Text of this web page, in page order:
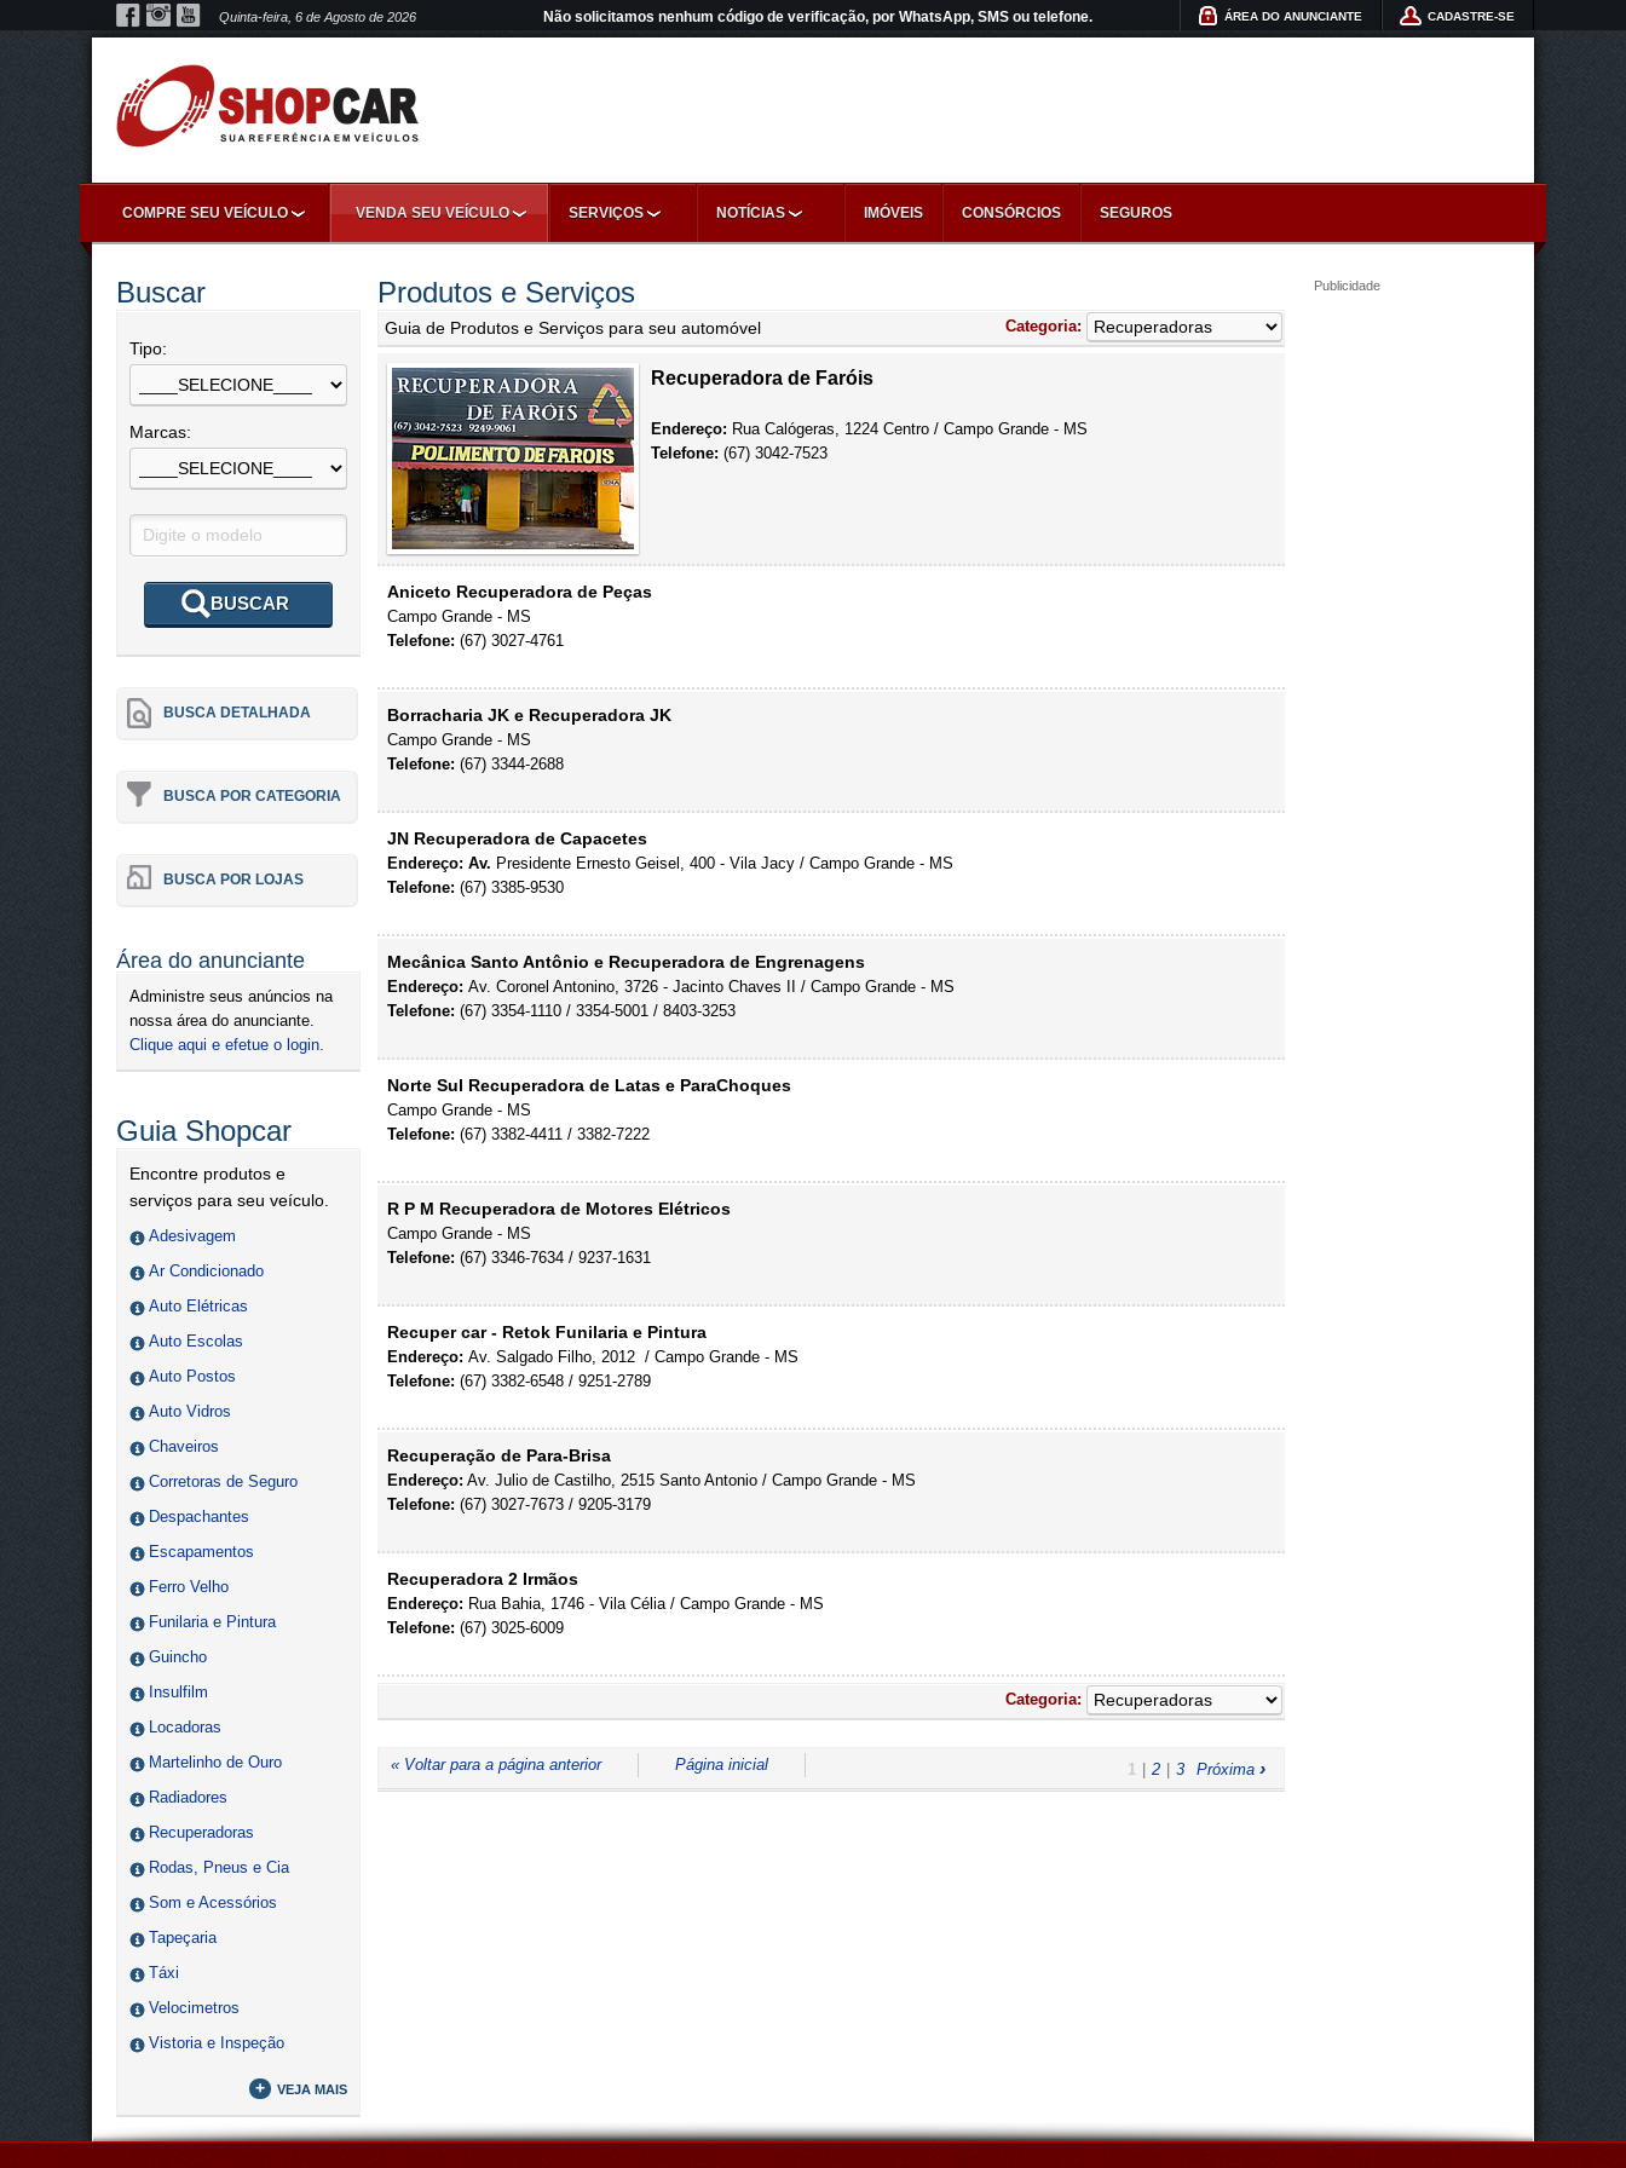
Quinta-feira, 6 de Agosto de 2026 Não solicitamos nenhum código de verificação, por WhatsApp, SMS ou telefone. CADASTRE-SE
ÁREA DO ANUNCIANTE
COMPRE SEU VEÍCULO VENDA SEU VEÍCULO SERVIÇOS NOTÍCIAS IMÓVEIS CONSÓRCIOS SEGUROS
Buscar
Tipo:
Marcas:
BUSCAR
BUSCA DETALHADA
BUSCA POR CATEGORIA
BUSCA POR LOJAS
Área do anunciante
Administre seus anúncios na
nossa área do anunciante.
Clique aqui e efetue o login.
Guia Shopcar
Encontre produtos e
serviços para seu veículo.
Adesivagem
Ar Condicionado
Auto Elétricas
Auto Escolas
Auto Postos
Auto Vidros
Chaveiros
Corretoras de Seguro
Despachantes
Escapamentos
Ferro Velho
Funilaria e Pintura
Guincho
Insulfilm
Locadoras
Martelinho de Ouro
Radiadores
Recuperadoras
Rodas, Pneus e Cia
Som e Acessórios
Tapeçaria
Táxi
Velocimetros
Vistoria e Inspeção
+ VEJA MAIS
Produtos e Serviços
Guia de Produtos e Serviços para seu automóvel Categoria:
Recuperadora de Faróis
Endereço: Rua Calógeras, 1224 Centro / Campo Grande - MS
Telefone: (67) 3042-7523
Aniceto Recuperadora de Peças
Campo Grande - MS
Telefone: (67) 3027-4761
Borracharia JK e Recuperadora JK
Campo Grande - MS
Telefone: (67) 3344-2688
JN Recuperadora de Capacetes
Endereço: Av. Presidente Ernesto Geisel, 400 - Vila Jacy / Campo Grande - MS
Telefone: (67) 3385-9530
Mecânica Santo Antônio e Recuperadora de Engrenagens
Endereço: Av. Coronel Antonino, 3726 - Jacinto Chaves II / Campo Grande - MS
Telefone: (67) 3354-1110 / 3354-5001 / 8403-3253
Norte Sul Recuperadora de Latas e ParaChoques
Campo Grande - MS
Telefone: (67) 3382-4411 / 3382-7222
R P M Recuperadora de Motores Elétricos
Campo Grande - MS
Telefone: (67) 3346-7634 / 9237-1631
Recuper car - Retok Funilaria e Pintura
Endereço: Av. Salgado Filho, 2012 / Campo Grande - MS
Telefone: (67) 3382-6548 / 9251-2789
Recuperação de Para-Brisa
Endereço: Av. Julio de Castilho, 2515 Santo Antonio / Campo Grande - MS
Telefone: (67) 3027-7673 / 9205-3179
Recuperadora 2 Irmãos
Endereço: Rua Bahia, 1746 - Vila Célia / Campo Grande - MS
Telefone: (67) 3025-6009
Categoria:
« Voltar para a página anterior Página inicial 1 2 3 Próxima ›
Publicidade